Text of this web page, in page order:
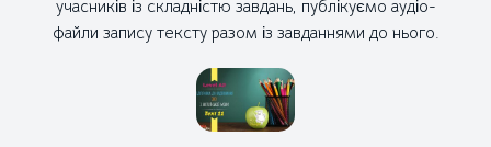
учасників із складністю завдань, публікуємо аудіо-
файли запису тексту разом із завданнями до нього.